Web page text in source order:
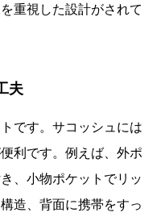
重視した設計がされて
夫
です。サコッシュには
利です。例えば、外ポ
、小物ポケットでリッ
造、背面に携帯をすっ